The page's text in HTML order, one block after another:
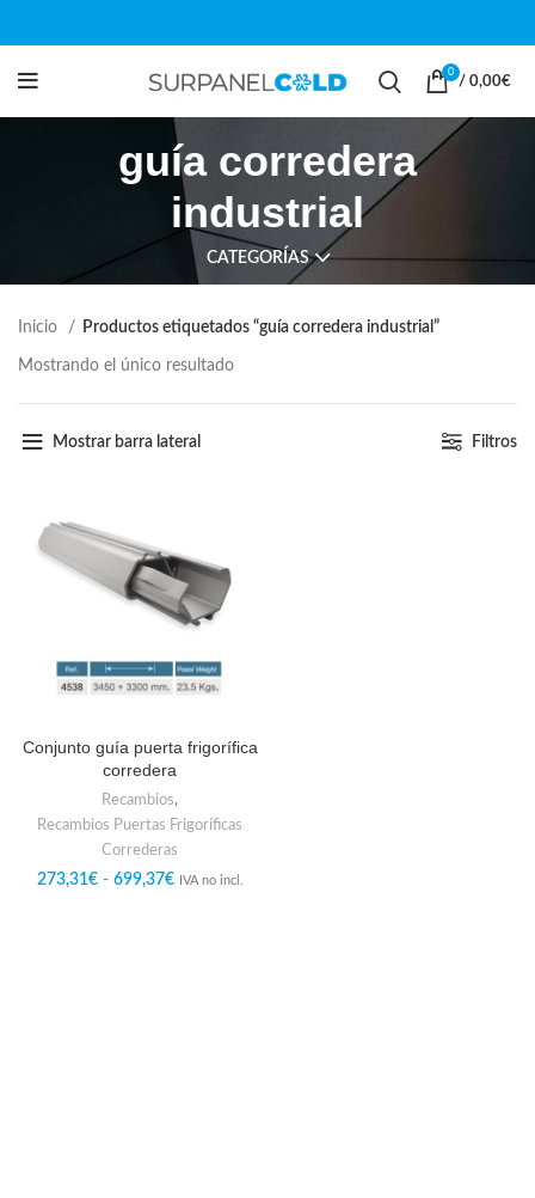
0
/ 0,00€
guía corredera
industrial
CATEGORÍAS
Inicio Productos etiquetados “guía corredera industrial”
Mostrando el único resultado
Mostrar barra lateral Filtros
Conjunto guía puerta frigorífica
corredera
Recambios,
Recambios Puertas Frigoríficas
Correderas
273,31€ - 699,37€ IVA no incl.